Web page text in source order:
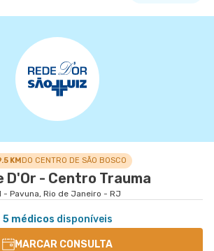
D'Or- Unidade Campo Grande
- Campo Grande, Rio de
KMDO CENTRO DE SÃO BOSCO
D'Or - Centro Trauma
- Pavuna, Rio de Janeiro - RJ
5 médicos disponíveis
MARCAR CONSULTA